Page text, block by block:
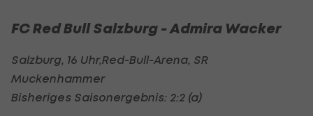
FC Red Bull Salzburg - Admira Wacker
Salzburg, 16 Uhr,Red-Bull-Arena, SR
Muckenhammer
Bisheriges Saisonergebnis: 2:2 (a)